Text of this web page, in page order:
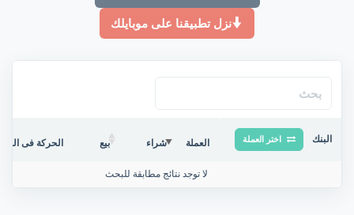
نزل تطبيقنا على موبايلك
البنك اختر العملة العملة شراء بيع الحركة فى
لا توجد نتائج مطابقة للبحث